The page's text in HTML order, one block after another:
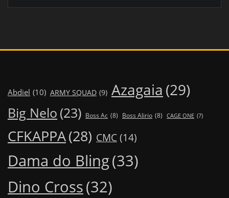
Abdiel (10) ARMY SQUAD (9) Azagaia (29)
Big Nelo (23) Boss Ac (8) Boss Alirio (8) CAGE ONE (7)
CFKAPPA(28) CMC (14)
Dama do Bling(33)
Dino Cross(32)